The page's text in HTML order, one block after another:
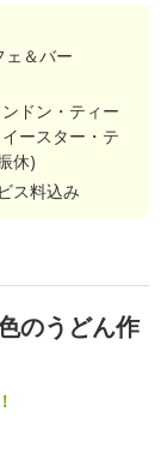
＆バー
ドン・ティー
ースター・テ
休)
ス料込み
のうどん作